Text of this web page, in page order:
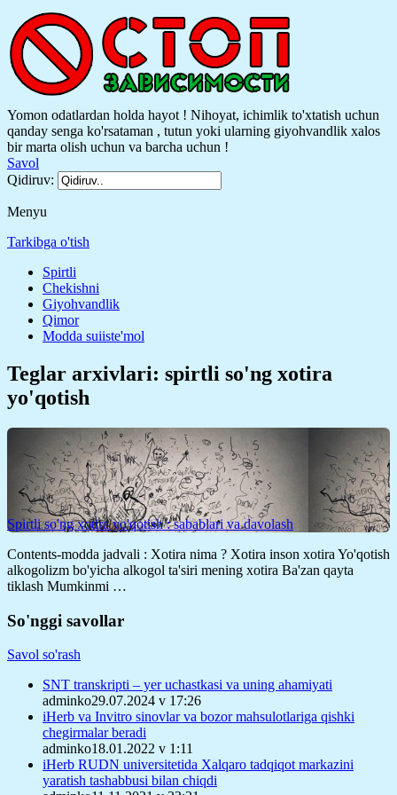
Yomon odatlardan holda hayot ! Nihoyat, ichimlik to'xtatish uchun
qanday senga ko'rsataman , tutun yoki ularning giyohvandlik xalos
bir marta olish uchun va barcha uchun !
Savol
Qidiruv:
Menyu
Tarkibga o'tish
Spirtli
Chekishni
Giyohvandlik
Qimor
Modda suiiste'mol
Teglar arxivlari: spirtli so'ng xotira
yo'qotish
Spirtli so'ng xotira yo'qotish : sabablari va davolash
Contents-modda jadvali : Xotira nima ? Xotira inson xotira Yo'qotish
alkogolizm bo'yicha alkogol ta'siri mening xotira Ba'zan qayta
tiklash Mumkinmi …
So'nggi savollar
Savol so'rash
SNT transkripti – yer uchastkasi va uning ahamiyati
adminko29.07.2024 v 17:26
iHerb va Invitro sinovlar va bozor mahsulotlariga qishki
chegirmalar beradi
adminko18.01.2022 v 1:11
iHerb RUDN universitetida Xalqaro tadqiqot markazini
yaratish tashabbusi bilan chiqdi